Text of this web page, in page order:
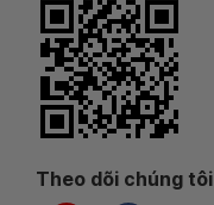
Theo dõi chúng tôi